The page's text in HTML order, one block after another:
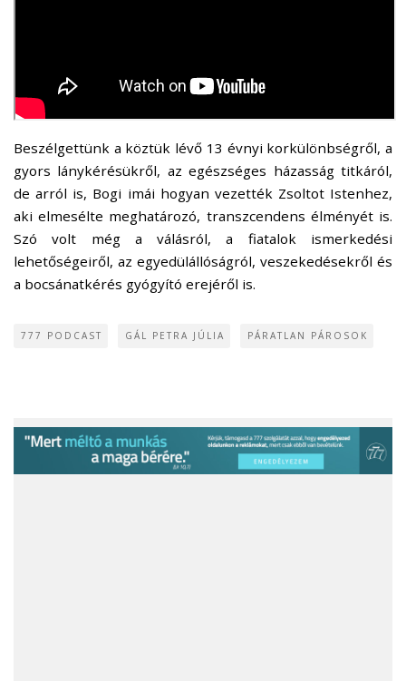
Beszélgettünk a köztük lévő 13 évnyi korkülönbségről, a
gyors lánykérésükről, az egészséges házasság titkáról,
de arról is, Bogi imái hogyan vezették Zsoltot Istenhez,
aki elmesélte meghatározó, transzcendens élményét is.
Szó volt még a válásról, a fiatalok ismerkedési
lehetőségeiről, az egyedülállóságról, veszekedésekről és
a bocsánatkérés gyógyító erejéről is.
777 PODCAST GÁL PETRA JÚLIA PÁRATLAN PÁROSOK